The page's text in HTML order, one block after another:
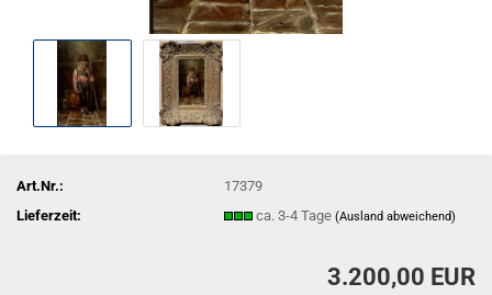
Art.Nr.:
17379
Lieferzeit:
ca. 3-4 Tage(Ausland abweichend)
3.200,00 EUR